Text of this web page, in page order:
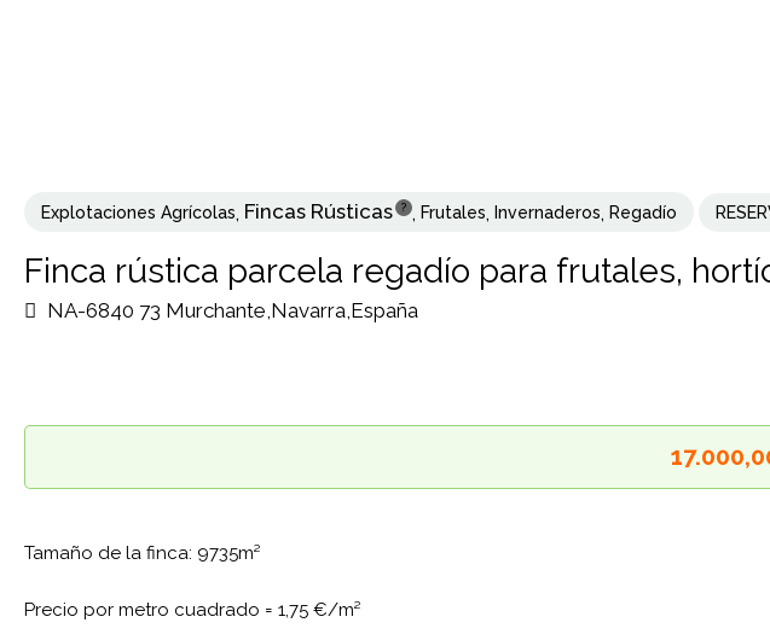
Explotaciones Agrícolas, Fincas Rústicas ? , Frutales, Invernaderos, Regadío
Finca rústica parcela regadío para frutales,
NA-6840 73 Murchante,Navarra,España
Tamaño de la finca: 9735m²
Precio por metro cuadrado = 1,75 €/m²